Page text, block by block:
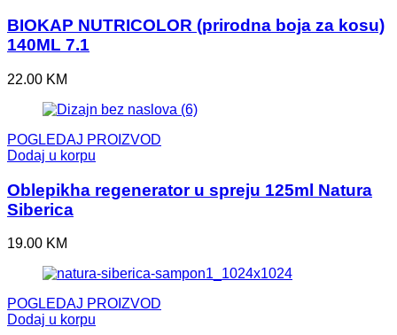
BIOKAP NUTRICOLOR (prirodna boja za kosu)
140ML 7.1
22.00 KM
POGLEDAJ PROIZVOD
Dodaj u korpu
Oblepikha regenerator u spreju 125ml Natura
Siberica
19.00 KM
POGLEDAJ PROIZVOD
Dodaj u korpu